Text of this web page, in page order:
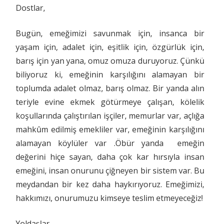
Dostlar,
Bugün, emeğimizi savunmak için, insanca bir
yaşam için, adalet için, eşitlik için, özgürlük için,
barış için yan yana, omuz omuza duruyoruz. Çünkü
biliyoruz ki, emeğinin karşılığını alamayan bir
toplumda adalet olmaz, barış olmaz. Bir yanda alın
teriyle evine ekmek götürmeye çalışan, kölelik
koşullarında çalıştırılan işçiler, memurlar var, açlığa
mahkûm edilmiş emekliler var, emeğinin karşılığını
alamayan köylüler var .Öbür yanda emeğin
değerini hiçe sayan, daha çok kar hırsıyla insan
emeğini, insan onurunu çiğneyen bir sistem var. Bu
meydandan bir kez daha haykırıyoruz. Emeğimizi,
hakkımızı, onurumuzu kimseye teslim etmeyeceğiz!